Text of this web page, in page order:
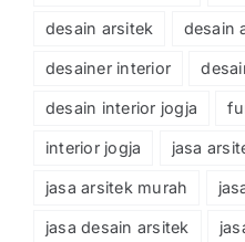
desain arsitek desain
desainer interior
desain interior jogja
interior jogja jasa
jasa arsitek murah
jasa desain arsitek